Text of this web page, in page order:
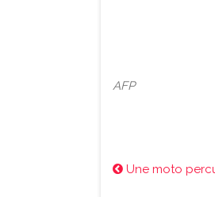
AFP
Une moto